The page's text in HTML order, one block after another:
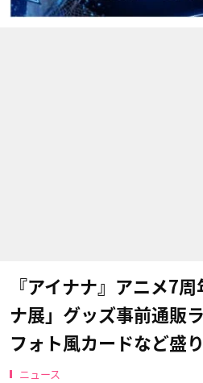
『アイナナ』アニメ7
ナ展」グッズ事前通販
フォト風カードなど盛
ニュース